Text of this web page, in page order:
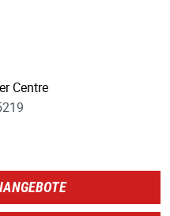
Centre